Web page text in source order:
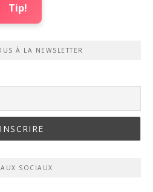
Tip!
À LA NEWSLETTER
SOCIAUX